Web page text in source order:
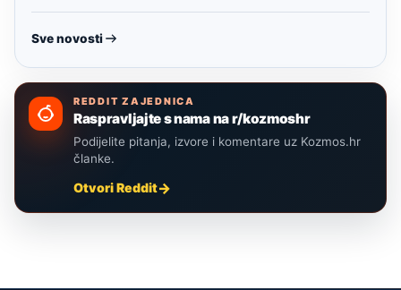
Sve novosti
REDDIT ZAJEDNICA
Raspravljajte s nama na r/kozmoshr
Podijelite pitanja, izvore i komentare uz Kozmos.hr
članke.
Otvori Reddit